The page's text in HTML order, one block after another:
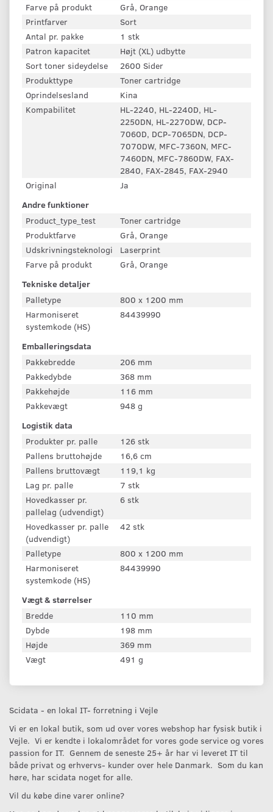
Farve på produkt
Grå, Orange
Printfarver
Sort
Antal pr. pakke
1 stk
Patron kapacitet
Højt (XL) udbytte
Sort toner sideydelse
2600 Sider
Produkttype
Toner cartridge
Oprindelsesland
Kina
Kompabilitet
HL-2240, HL-2240D, HL-
2250DN, HL-2270DW, DCP-
7060D, DCP-7065DN, DCP-
7070DW, MFC-7360N, MFC-
7460DN, MFC-7860DW, FAX-
2840, FAX-2845, FAX-2940
Original
Ja
Andre funktioner
Product_type_test
Toner cartridge
Produktfarve
Grå, Orange
Udskrivningsteknologi
Laserprint
Farve på produkt
Grå, Orange
Tekniske detaljer
Palletype
800 x 1200 mm
Harmoniseret
systemkode (HS)
84439990
Emballeringsdata
Pakkebredde
206 mm
Pakkedybde
368 mm
Pakkehøjde
116 mm
Pakkevægt
948 g
Logistik data
Produkter pr. palle
126 stk
Pallens bruttohøjde
16,6 cm
Pallens bruttovægt
119,1 kg
Lag pr. palle
7 stk
Hovedkasser pr.
pallelag (udvendigt)
6 stk
Hovedkasser pr. palle
(udvendigt)
42 stk
Palletype
800 x 1200 mm
Harmoniseret
systemkode (HS)
84439990
Vægt & størrelser
Bredde
110 mm
Dybde
198 mm
Højde
369 mm
Vægt
491 g
Scidata - en lokal IT- forretning i Vejle
Vi er en lokal butik, som ud over vores webshop har fysisk butik i
Vejle. Vi er kendte i lokalområdet for vores gode service og vores
passion for IT. Gennem de seneste 25+ år har vi leveret IT til
både privat og erhvervs- kunder over hele Danmark. Som du kan
høre, har scidata noget for alle.
Vil du købe dine varer online?